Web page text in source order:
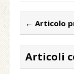
← Articolo
Articoli